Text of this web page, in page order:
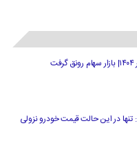
تنها در این حالت قیمت خودرو نزولی